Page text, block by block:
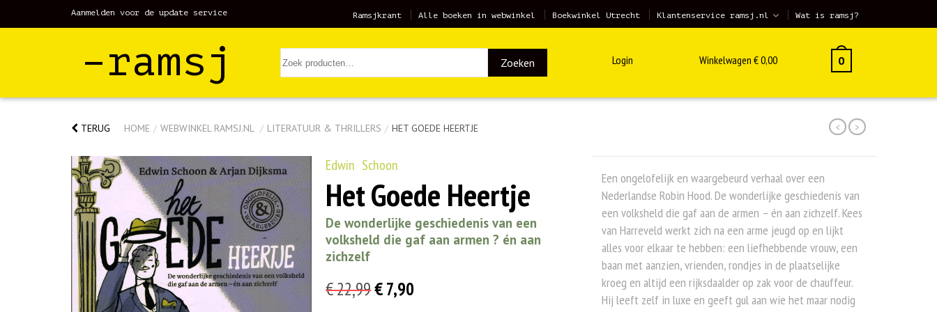
Aanmelden voor de update service Ramsjkrant Alle boeken in webwinkel Boekwinkel Utrecht Klantenservice ramsj.nl Wat is ramsj?
–ramsj Zoeken Login Winkelwagen €0,00 0
TERUG HOME / WEBWINKEL RAMSJ.NL / LITERATUUR & THRILLERS / HET GOEDE HEERTJE < >
Edwin Schoon
Het Goede Heertje
De wonderlijke geschiedenis van een
volksheld die gaf aan armen ? én aan
zichzelf
€22,99Oorspronkelijke
€7,90
Een ongelofelijk en waargebeurd verhaal over een
Nederlandse Robin Hood. De wonderlijke geschiedenis van
een volksheld die gaf aan de armen – én aan zichzelf. Kees
van Harreveld werkt zich na een arme jeugd op en lijkt
alles voor elkaar te hebben: een liefhebbende vrouw, een
baan met aanzien, vrienden, rondjes in de plaatselijke
kroeg en altijd een rijksdaalder op zak voor de chauffeur.
Hij leeft zelf in luxe en geeft gul aan wie het maar nodig